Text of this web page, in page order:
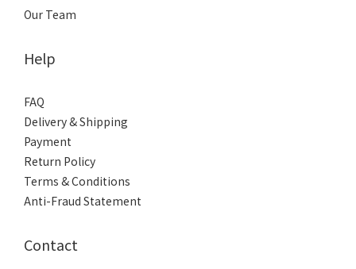
Our Team
Help
FAQ
Delivery & Shipping
Payment
Return Policy
Terms & Conditions
Anti-Fraud Statement
Contact